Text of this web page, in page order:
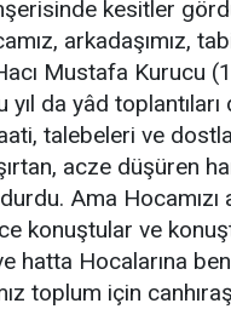
kesitler
arkadaşımız,
Mustafa Kurucu
yıl da yâd
talebeleri ve
acze düşüren
durdu. Ama
konuştular ve
hatta Hocalarına
toplum için